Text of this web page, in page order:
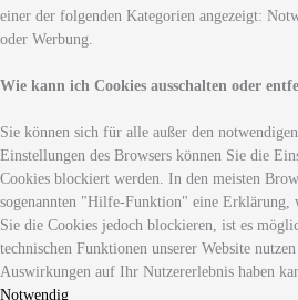
einer der folgenden Kategorien angezeigt:
oder Werbung.
Wie kann ich Cookies ausschalten oder
Sie können sich für alle außer den
Einstellungen des Browsers können Sie die
Cookies blockiert werden. In den meisten
sogenannten "Hilfe-Funktion" eine Erklärung,
Sie die Cookies jedoch blockieren, ist es
technischen Funktionen unserer Website
Auswirkungen auf Ihr Nutzererlebnis haben
Notwendig